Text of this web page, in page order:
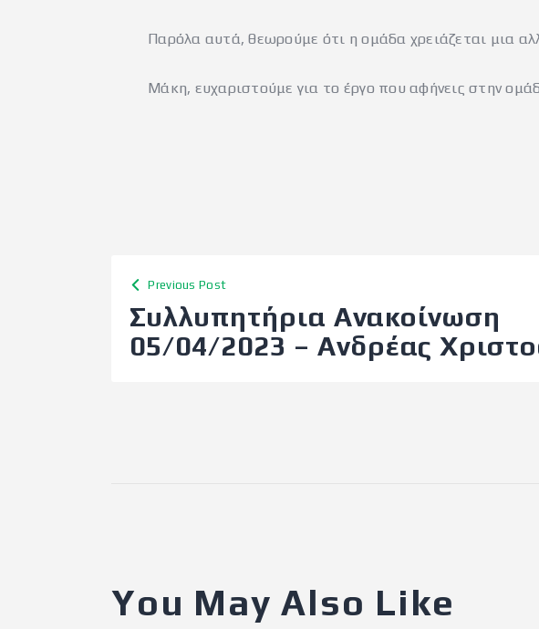
Παρόλα αυτά, θεωρούμε ότι η ομάδα χρειάζεται μια
Μάκη, ευχαριστούμε για το έργο που αφήνεις στην
Previous Post
Συλλυπητήρια Ανακοίνωση
05/04/2023 – Ανδρέας
You May Also Like